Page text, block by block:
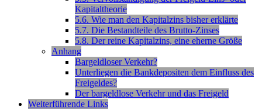
Kapitaltheorie
5.6. Wie man den Kapitalzins bisher erklärte
5.7. Die Bestandteile des Brutto-Zinses
5.8. Der reine Kapitalzins, eine eherne Größe
Anhang
Bargeldloser Verkehr?
Unterliegen die Bankdepositen dem Einfluss des
Freigeldes?
Der bargeldlose Verkehr und das Freigeld
Weiterführende Links